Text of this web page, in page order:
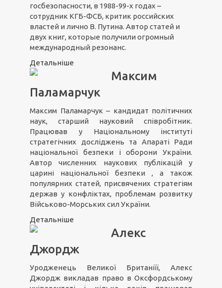
госбезопасности, в 1988-99-х годах –
сотрудник КГБ-ФСБ, критик российских
властей и лично В. Путина. Автор статей и
двух книг, которые получили огромный
международный резонанс.
Детальніше
Максим
Паламарчук
Максим Паламарчук – кандидат політичних
наук, старший науковий співробітник.
Працював у Національному інституті
стратегічних досліджень та Апараті Ради
національної безпеки і оборони України.
Автор численних наукових публікацій у
царині національної безпеки , а також
популярних статей, присвячених стратегіям
держав у конфліктах, проблемам розвитку
Військово-Морських сил України.
Детальніше
Алекс
Джордж
Уродженець Великої Британіїї, Алекс
Джордж викладав право в Оксфордському